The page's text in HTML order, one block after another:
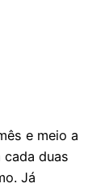
e meio a
duas
Já